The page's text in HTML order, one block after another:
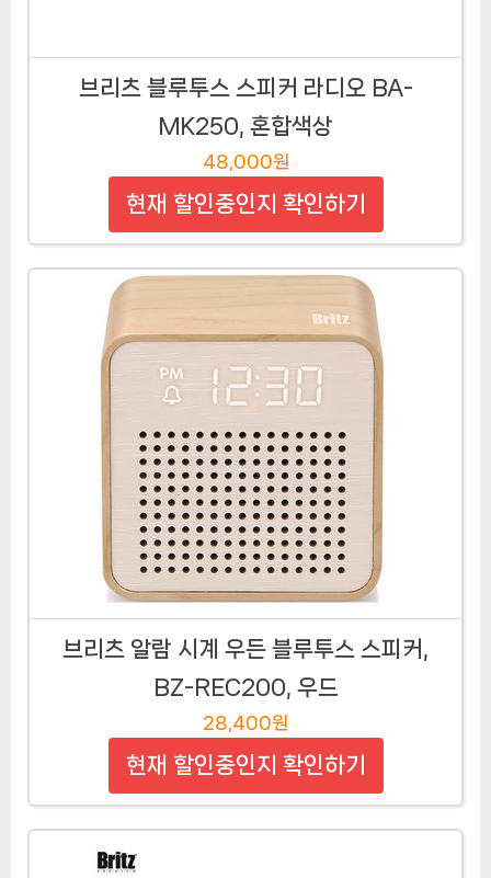
브리츠 블루투스 스피커 라디오 BA-
MK250, 혼합색상
48,000원
현재 할인중인지 확인하기
브리츠 알람 시계 우든 블루투스 스피커,
BZ-REC200, 우드
28,400원
현재 할인중인지 확인하기